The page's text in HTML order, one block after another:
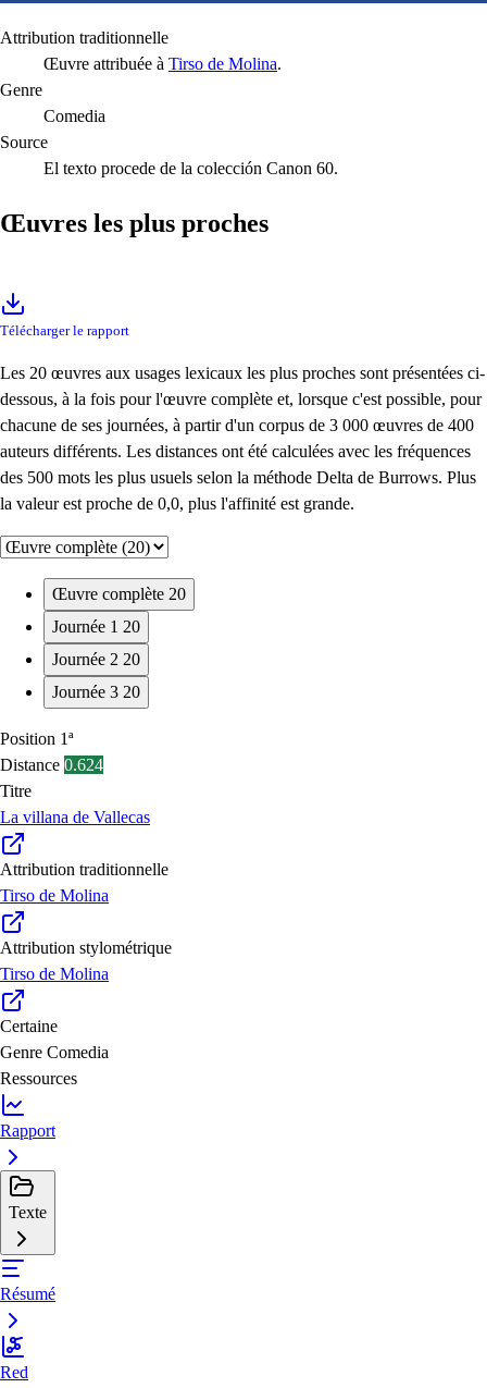
Attribution traditionnelle
Œuvre attribuée à Tirso de Molina.
Genre
Comedia
Source
El texto procede de la colección Canon 60.
Œuvres les plus proches
Télécharger le rapport
Les 20 œuvres aux usages lexicaux les plus proches sont présentées ci-
dessous, à la fois pour l'œuvre complète et, lorsque c'est possible, pour
chacune de ses journées, à partir d'un corpus de 3 000 œuvres de 400
auteurs différents. Les distances ont été calculées avec les fréquences
des 500 mots les plus usuels selon la méthode Delta de Burrows. Plus
la valeur est proche de 0,0, plus l'affinité est grande.
Œuvre complète 20
Journée 1 20
Journée 2 20
Journée 3 20
Position 1ª
Distance 0.624
Titre
La villana de Vallecas
Attribution traditionnelle
Tirso de Molina
Attribution stylométrique
Tirso de Molina
Certaine
Genre Comedia
Ressources
Rapport
Texte
Résumé
Red